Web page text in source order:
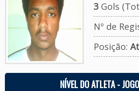
3Gols
Nº de
Posição:
NÍVEL DO ATLETA -